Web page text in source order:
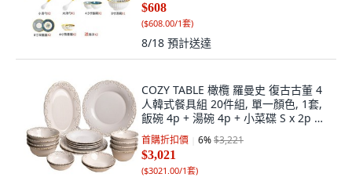
$608
($608.00/1套)
8/18 預計送達
COZY TABLE 橄欖 羅曼史 復古古董 4
人韓式餐具組 20件組, 單一顏色, 1套,
飯碗 4p + 湯碗 4p + 小菜碟 S x 2p +
小菜碟 M x 2p + 橢圓盤 M + 圓盤 S x
4p + 圓盤 M x 2p + 圓盤 L
首購折扣價 6%$3,221
$3,021
($3021.00/1套)